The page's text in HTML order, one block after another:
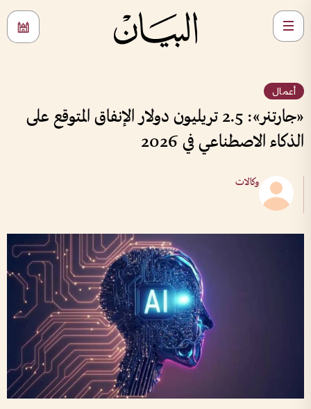
أعمال
«جارتنر»: 2.5 تريليون دولار الإنفاق المتوقع على
الذكاء الاصطناعي في 2026
وكالات